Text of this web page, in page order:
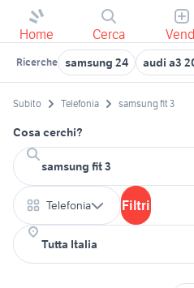
Home Cerca
Ricerche samsung 24 audi a3
Subito Telefonia samsung fit 3
Cosa cerchi?
Telefonia Filtri